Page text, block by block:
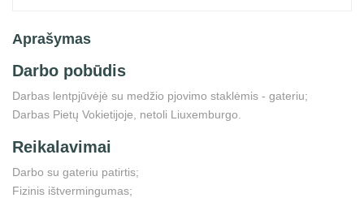
Aprašymas
Darbo pobūdis
Darbas lentpjūvėjė su medžio pjovimo staklėmis - gateriu;
Darbas Pietų Vokietijoje, netoli Liuxemburgo.
Reikalavimai
Darbo su gateriu patirtis;
Fizinis ištvermingumas;